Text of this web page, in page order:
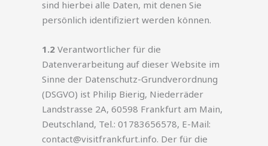
sind hierbei alle Daten, mit denen Sie
persönlich identifiziert werden können.
1.2 Verantwortlicher für die
Datenverarbeitung auf dieser Website im
Sinne der Datenschutz-Grundverordnung
(DSGVO) ist Philip Bierig, Niederräder
Landstrasse 2A, 60598 Frankfurt am Main,
Deutschland, Tel.: 01783656578, E-Mail:
contact@visitfrankfurt.info. Der für die